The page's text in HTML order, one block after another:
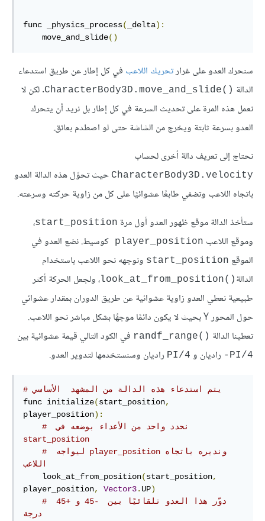
func _physics_process( _delta):
    move_and_slide
()
سنحرك العدو على غرارتحريك اللاعب في كل إطار عن طريق استدعاء
الدالة CharacterBody3D.move_and_slide()‎. لكن لا
نعمل هذه المرة على تحديث السرعة في كل إطار بل نريد أن يتحرك
العدو بسرعة ثابتة ويخرج من الشاشة حتى لو اصطدم بعائق.
نحتاج إلى تعريف دالة أخرى لحساب
CharacterBody3D.velocity حيث تحوّل هذه الدالة العدو
باتجاه اللاعب وتضفي طابعًا عشوائيًا على كل من زاوية حركته وسرعته.
ستأخذ الدالة موقع ظهور العدو أول مرة start_position،
وموقع اللاعب player_position
كوسيط. نضع العدو في
الموقع start_position ونوجهه نحو اللاعب باستخدام
الدالة look_at_from_position()‎، ولجعل الحركة أكثر
طبيعية نعطي العدو زاوية عشوائية عن طريق الدوران بمقدار عشوائي
حول المحور Y بحيث لا يكون دائمًا موجهًا بشكل مباشر نحو اللاعب.
تعطينا الدالة randf_range()‎ في الكود التالي قيمة عشوائية بين
‎-PI/4 راديان و PI/4 راديان وسنستخدمها لتدوير العدو.
# يتم استدعاء هذه الدالة من المشهد  الأساسي
func initialize(start_position,
player_position):
# نحدد واحد من الأعداء بوضعه في‫
start_position
# ‫ونديره باتجاه player_position ليواجه
اللاعب
    look_at_from_position
(start_position,
player_position, Vector3. UP)
# دوّر هذا العدو تلقائيًا بين  -45 و +45
درجة